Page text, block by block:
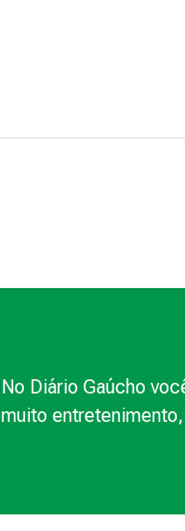
No Diário Gaúcho
muito